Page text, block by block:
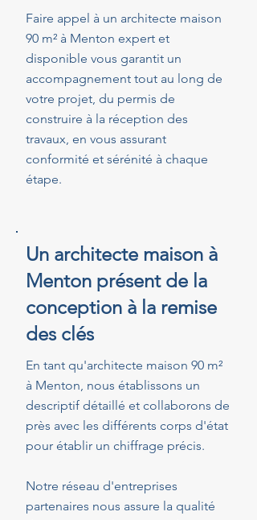
Faire appel à un architecte maison
90 m² à Menton expert et
disponible vous garantit un
accompagnement tout au long de
votre projet, du permis de
construire à la réception des
travaux, en vous assurant
conformité et sérénité à chaque
étape.
Un architecte maison à
Menton présent de la
conception à la remise
des clés
En tant qu'architecte maison 90 m²
à Menton, nous établissons un
descriptif détaillé et collaborons de
près avec les différents corps d'état
pour établir un chiffrage précis.
Notre réseau d'entreprises
partenaires nous assure la qualité